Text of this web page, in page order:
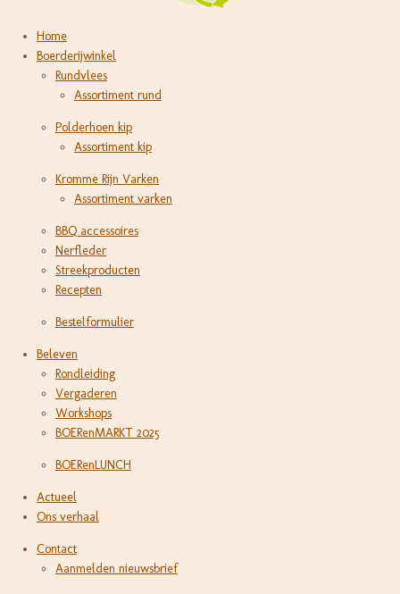
Home
Boerderijwinkel
Rundvlees
Assortiment rund
Polderhoen kip
Assortiment kip
Kromme Rijn Varken
Assortiment varken
BBQ accessoires
Nerfleder
Streekproducten
Recepten
Bestelformulier
Beleven
Rondleiding
Vergaderen
Workshops
BOERenMARKT 2025
BOERenLUNCH
Actueel
Ons verhaal
Contact
Aanmelden nieuwsbrief